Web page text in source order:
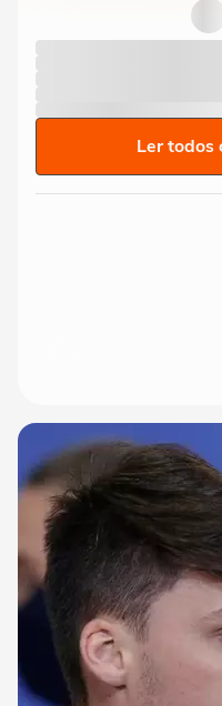
exaltar
Ler todos